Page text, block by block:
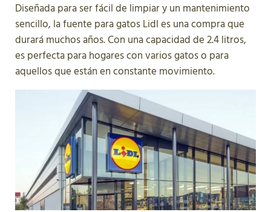
Diseñada para ser fácil de limpiar y un mantenimiento
sencillo, la fuente para gatos Lidl es una compra que
durará muchos años. Con una capacidad de 2.4 litros,
es perfecta para hogares con varios gatos o para
aquellos que están en constante movimiento.